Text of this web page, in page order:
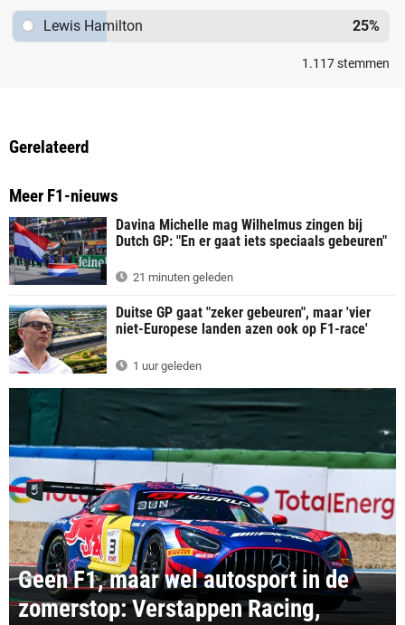
Lewis Hamilton 25%
1.117stemmen
Gerelateerd
Meer F1-nieuws
Davina Michelle mag Wilhelmus zingen bij
Dutch GP: "En er gaat iets speciaals gebeuren"
21 minuten geleden
Duitse GP gaat "zeker gebeuren", maar 'vier
niet-Europese landen azen ook op F1-race'
1 uur geleden
Geen F1, maar wel autosport in de
zomerstop: Verstappen Racing,